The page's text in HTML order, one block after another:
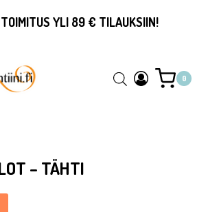
YLI 89 € TILAUKSIIN!
0
... Content continues. Activate the Näytä
– TÄHTI